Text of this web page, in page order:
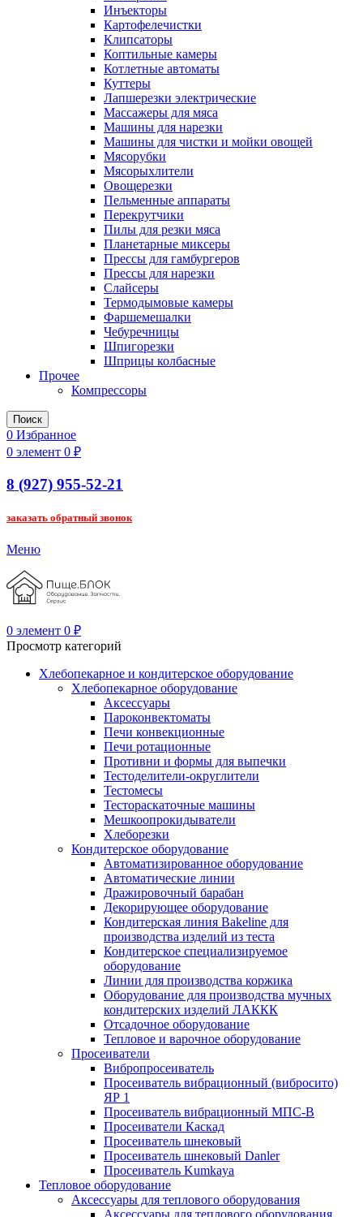
Инъекторы
Картофелечистки
Клипсаторы
Коптильные камеры
Котлетные автоматы
Куттеры
Лапшерезки электрические
Массажеры для мяса
Машины для нарезки
Машины для чистки и мойки овощей
Мясорубки
Мясорыхлители
Овощерезки
Пельменные аппараты
Перекрутчики
Пилы для резки мяса
Планетарные миксеры
Прессы для гамбургеров
Прессы для нарезки
Слайсеры
Термодымовые камеры
Фаршемешалки
Чебуречницы
Шпигорезки
Шприцы колбасные
Прочее
Компрессоры
Поиск
0 Избранное
0 элемент 0 ₽
8 (927) 955-52-21
заказать обратный звонок
Меню
0 элемент 0 ₽
Просмотр категорий
Хлебопекарное и кондитерское оборудование
Хлебопекарное оборудование
Аксессуары
Пароконвектоматы
Печи конвекционные
Печи ротационные
Противни и формы для выпечки
Тестоделители-округлители
Тестомесы
Тестораскаточные машины
Мешкоопрокидыватели
Хлеборезки
Кондитерское оборудование
Автоматизированное оборудование
Автоматические линии
Дражировочный барабан
Декорирующее оборудование
Кондитерская линия Bakeline для
производства изделий из теста
Кондитерское специализируемое
оборудование
Линии для производства коржика
Оборудование для производства мучных
кондитерских изделий ЛАККК
Отсадочное оборудование
Тепловое и варочное оборудование
Просеиватели
Вибропросеиватель
Просеиватель вибрационный (вибросито)
ЯР 1
Просеиватель вибрационный МПС-В
Просеиватели Каскад
Просеиватель шнековый
Просеиватель шнековый Danler
Просеиватель Kumkaya
Тепловое оборудование
Аксессуары для теплового оборудования
Аксессуары для теплового оборудования